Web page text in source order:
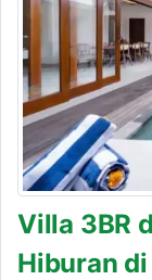
Villa 3BR
Hiburan